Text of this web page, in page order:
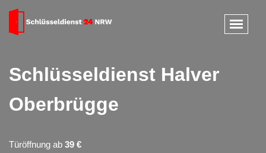
Schlüsseldienst Halver
Oberbrügge
Türöffnung ab 39 €